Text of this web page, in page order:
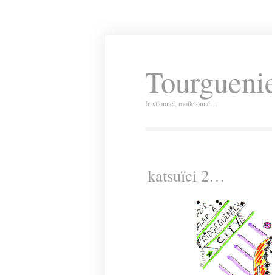
Irrationnel, molletonné…
katsuïci 2…